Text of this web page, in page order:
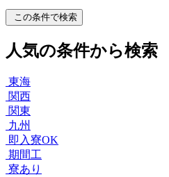
この条件で検索
人気の条件から検索
東海
関西
関東
九州
即入寮OK
期間工
寮あり